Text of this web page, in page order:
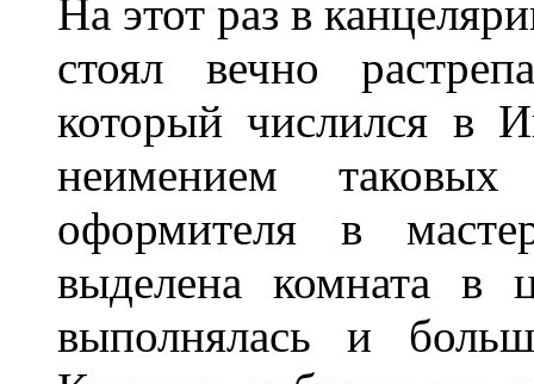
На этот раз в
стоял вечно
который числился в
неимением
оформителя в
выделена комната в
выполнялась и